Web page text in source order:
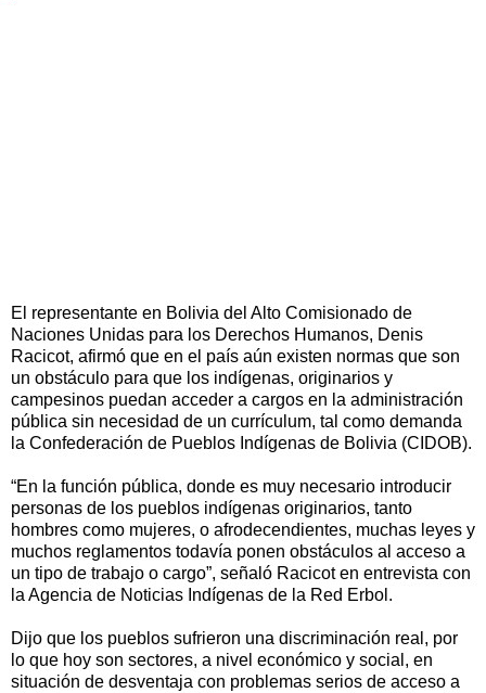
El representante en Bolivia del Alto Comisionado de
Naciones Unidas para los Derechos Humanos, Denis
Racicot, afirmó que en el país aún existen normas que son
un obstáculo para que los indígenas, originarios y
campesinos puedan acceder a cargos en la administración
pública sin necesidad de un currículum, tal como demanda
la Confederación de Pueblos Indígenas de Bolivia (CIDOB).
“En la función pública, donde es muy necesario introducir
personas de los pueblos indígenas originarios, tanto
hombres como mujeres, o afrodecendientes, muchas leyes y
muchos reglamentos todavía ponen obstáculos al acceso a
un tipo de trabajo o cargo”, señaló Racicot en entrevista con
la Agencia de Noticias Indígenas de la Red Erbol.
Dijo que los pueblos sufrieron una discriminación real, por
lo que hoy son sectores, a nivel económico y social, en
situación de desventaja con problemas serios de acceso a